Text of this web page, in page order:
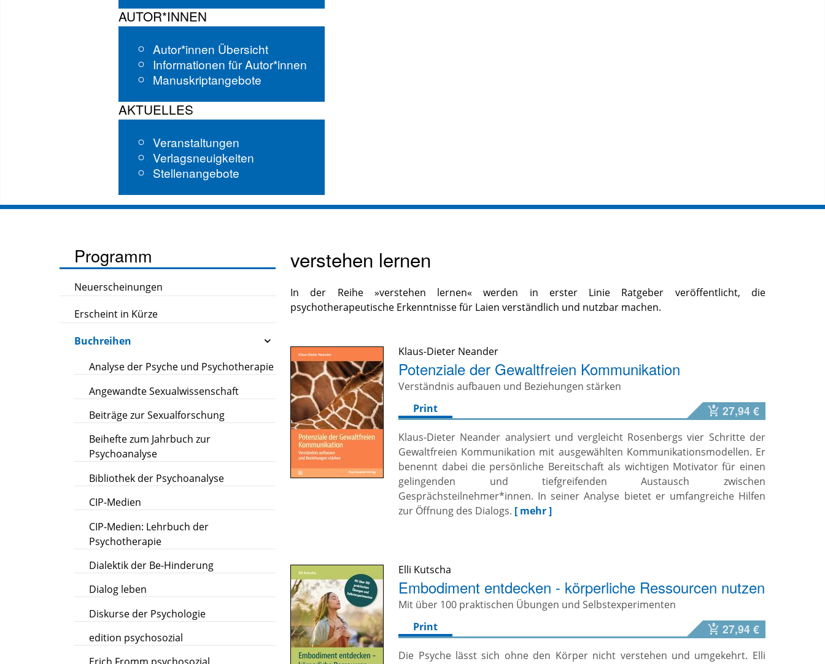
AUTOR*INNEN
Autor*innen Übersicht
Informationen für Autor*innen
Manuskriptangebote
AKTUELLES
Veranstaltungen
Verlagsneuigkeiten
Stellenangebote
Programm
Neuerscheinungen
Erscheint in Kürze
Buchreihen
Analyse der Psyche und Psychotherapie
Angewandte Sexualwissenschaft
Beiträge zur Sexualforschung
Beihefte zum Jahrbuch zur
Psychoanalyse
Bibliothek der Psychoanalyse
CIP-Medien
CIP-Medien: Lehrbuch der
Psychotherapie
Dialektik der Be-Hinderung
Dialog leben
Diskurse der Psychologie
edition psychosozial
verstehen lernen
In der Reihe »verstehen lernen« werden in erster Linie Ratgeber veröffentlicht, die
psychotherapeutische Erkenntnisse für Laien verständlich und nutzbar machen.
Klaus-Dieter Neander
Potenziale der Gewaltfreien Kommunikation
Verständnis aufbauen und Beziehungen stärken
Print
27,94 €
Klaus-Dieter Neander analysiert und vergleicht Rosenbergs vier Schritte der
Gewaltfreien Kommunikation mit ausgewählten Kommunikationsmodellen. Er
benennt dabei die persönliche Bereitschaft als wichtigen Motivator für einen
gelingenden und tiefgreifenden Austausch zwischen
Gesprächsteilnehmer*innen. In seiner Analyse bietet er umfangreiche Hilfen
zur Öffnung des Dialogs. [ mehr ]
Elli Kutscha
Embodiment entdecken - körperliche Ressourcen nutzen
Mit über 100 praktischen Übungen und Selbstexperimenten
Print
27,94 €
Die Psyche lässt sich ohne den Körper nicht verstehen und umgekehrt. Elli